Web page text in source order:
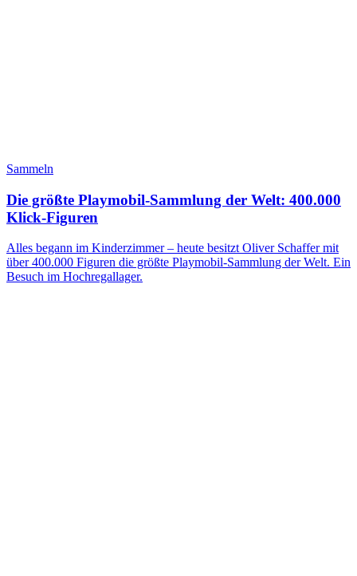
Sammeln
Die größte Playmobil-Sammlung der Welt: 400.000
Klick-Figuren
Alles begann im Kinderzimmer – heute besitzt Oliver Schaffer mit
über 400.000 Figuren die größte Playmobil-Sammlung der Welt. Ein
Besuch im Hochregallager.